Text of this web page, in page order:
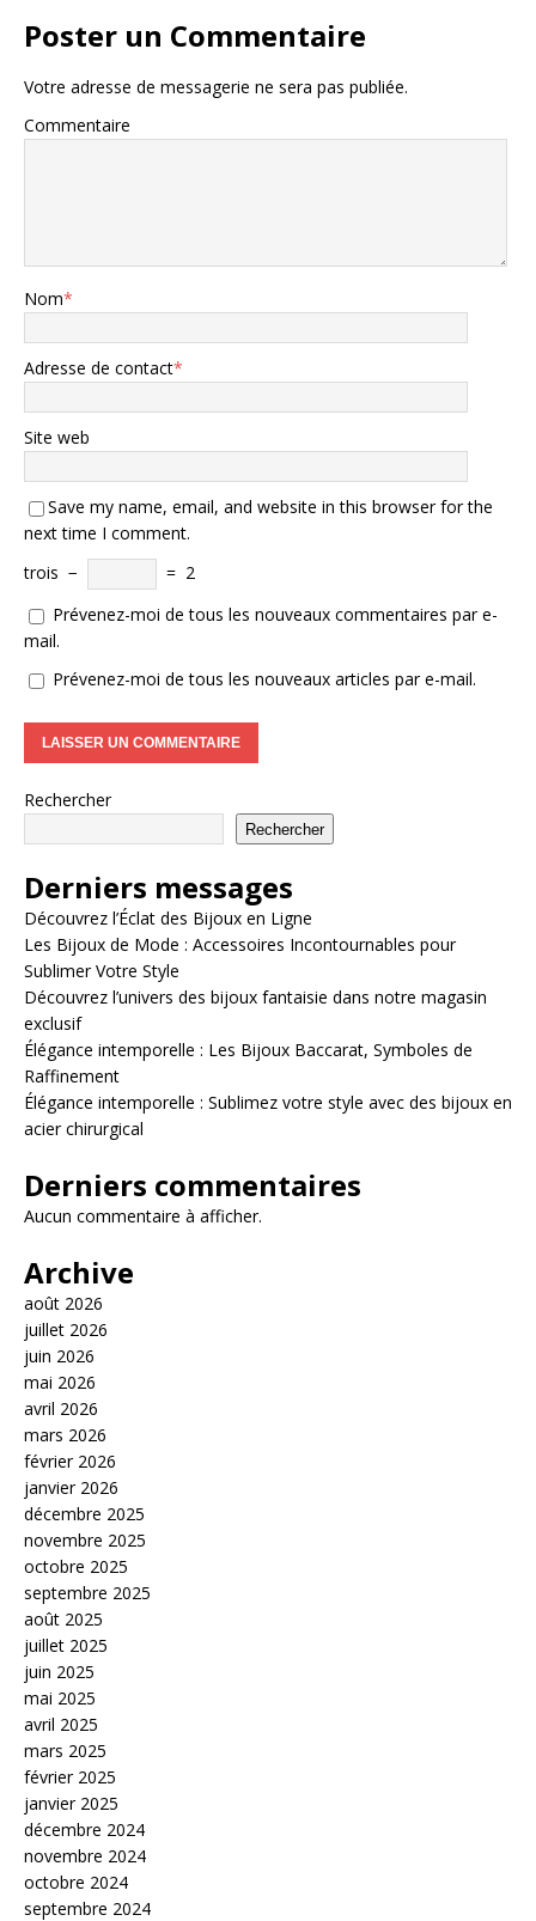
Poster un Commentaire
Votre adresse de messagerie ne sera pas publiée.
Commentaire
Nom*
Adresse de contact*
Site web
Save my name, email, and website in this browser for the
next time I comment.
trois − = 2
Prévenez-moi de tous les nouveaux commentaires par e-
mail.
Prévenez-moi de tous les nouveaux articles par e-mail.
Rechercher
Rechercher
Derniers messages
Découvrez l’Éclat des Bijoux en Ligne
Les Bijoux de Mode : Accessoires Incontournables pour
Sublimer Votre Style
Découvrez l’univers des bijoux fantaisie dans notre magasin
exclusif
Élégance intemporelle : Les Bijoux Baccarat, Symboles de
Raffinement
Élégance intemporelle : Sublimez votre style avec des bijoux en
acier chirurgical
Derniers commentaires
Aucun commentaire à afficher.
Archive
août 2026
juillet 2026
juin 2026
mai 2026
avril 2026
mars 2026
février 2026
janvier 2026
décembre 2025
novembre 2025
octobre 2025
septembre 2025
août 2025
juillet 2025
juin 2025
mai 2025
avril 2025
mars 2025
février 2025
janvier 2025
décembre 2024
novembre 2024
octobre 2024
septembre 2024